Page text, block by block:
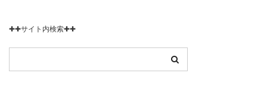
✚✚サイト内検索✚✚